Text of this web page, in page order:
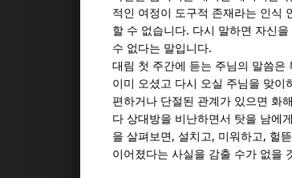
적인 여정이 도구적 존재라는 인식
할 수 없습니다. 다시 말하면 자신
수 없다는 말입니다.
대림 첫 주간에 듣는 주님의 말씀은
이미 오셨고 다시 오실 주님을 맞이
편하거나 단절된 관계가 있으면 화
다 상대방을 비난하면서 탓을 남에
을 살펴보면 , 설치고, 미워하고, 헐
이어졌다는 사실을 감출 수가 없을